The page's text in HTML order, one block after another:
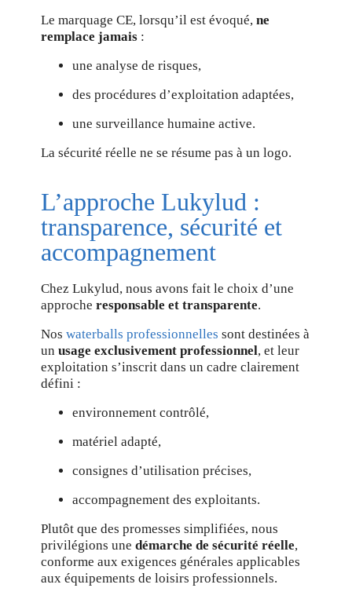
Le marquage CE, lorsqu’il est évoqué,ne
remplace jamais :
une analyse de risques,
des procédures d’exploitation adaptées,
une surveillance humaine active.
La sécurité réelle ne se résume pas à un logo.
L’approche Lukylud :
transparence, sécurité et
accompagnement
Chez Lukylud, nous avons fait le choix d’une
approcheresponsable et transparente.
Noswaterballs professionnelles sont destinées à
unusage exclusivement professionnel, et leur
exploitation s’inscrit dans un cadre clairement
défini :
environnement contrôlé,
matériel adapté,
consignes d’utilisation précises,
accompagnement des exploitants.
Plutôt que des promesses simplifiées, nous
privilégions unedémarche de sécurité réelle,
conforme aux exigences générales applicables
aux équipements de loisirs professionnels.